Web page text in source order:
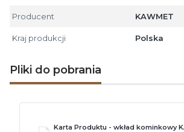
Producent KAWMET
Kraj produkcji Polska
Pliki do pobrania
Karta Produktu - wkład kominkowy